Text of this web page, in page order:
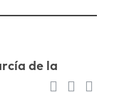
de la